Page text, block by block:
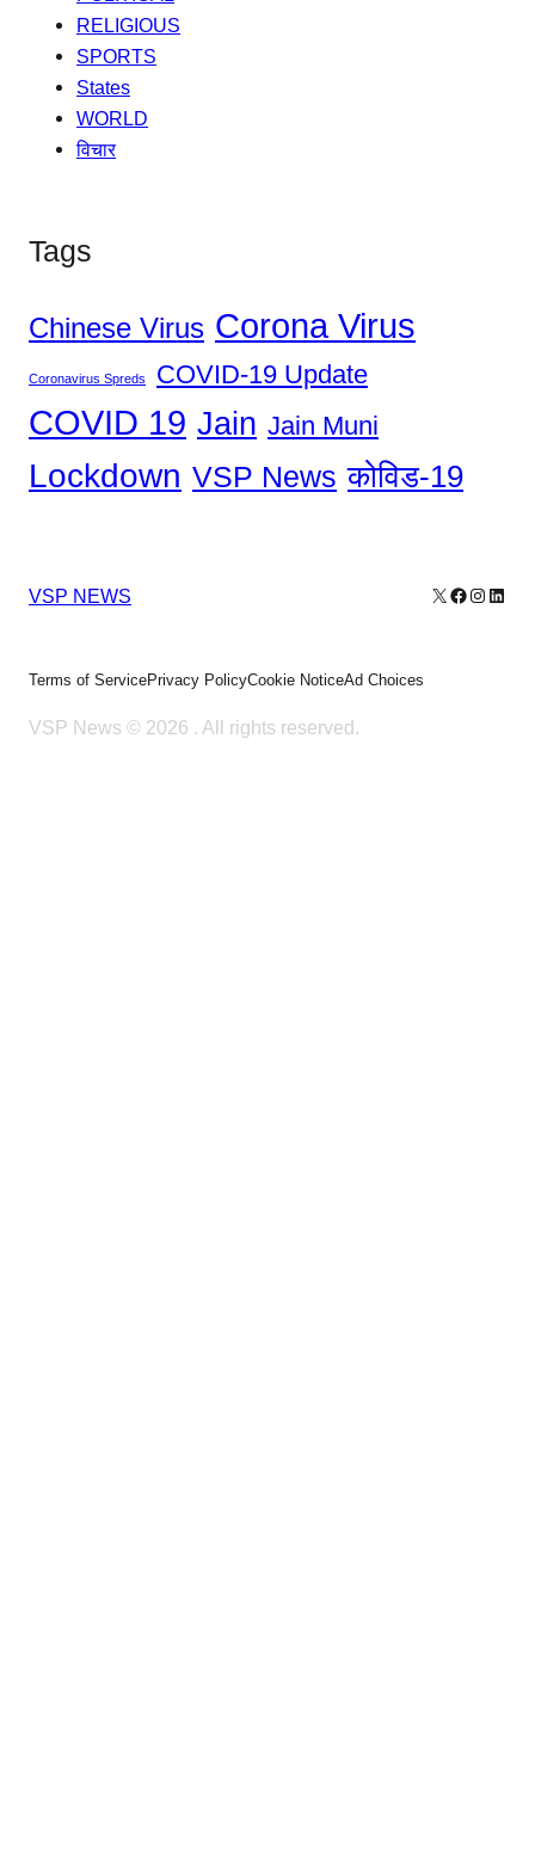
RELIGIOUS
SPORTS
States
WORLD
विचार
Tags
Chinese Virus Corona Virus
Coronavirus Spreds COVID-19 Update
COVID 19 Jain Jain Muni
Lockdown VSP News कोविड-19
VSP NEWS X Facebook
Terms of ServicePrivacy PolicyCookie NoticeAd Choices
VSP News © 2026 . All rights reserved.